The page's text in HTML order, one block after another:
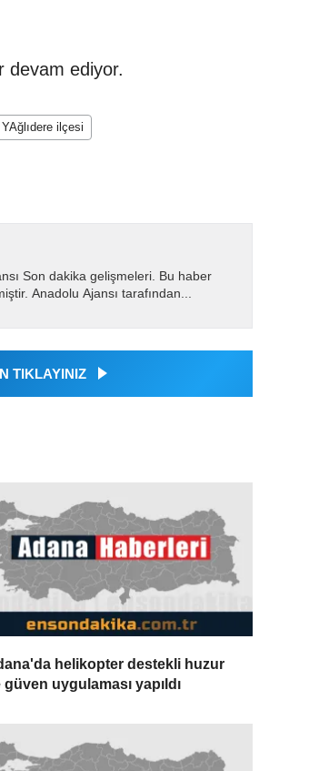
devam ediyor.
ilçesi
Son dakika gelişmeleri. Bu haber
Anadolu Ajansı tarafından...
TIKLAYINIZ
helikopter destekli huzur
güven uygulaması yapıldı